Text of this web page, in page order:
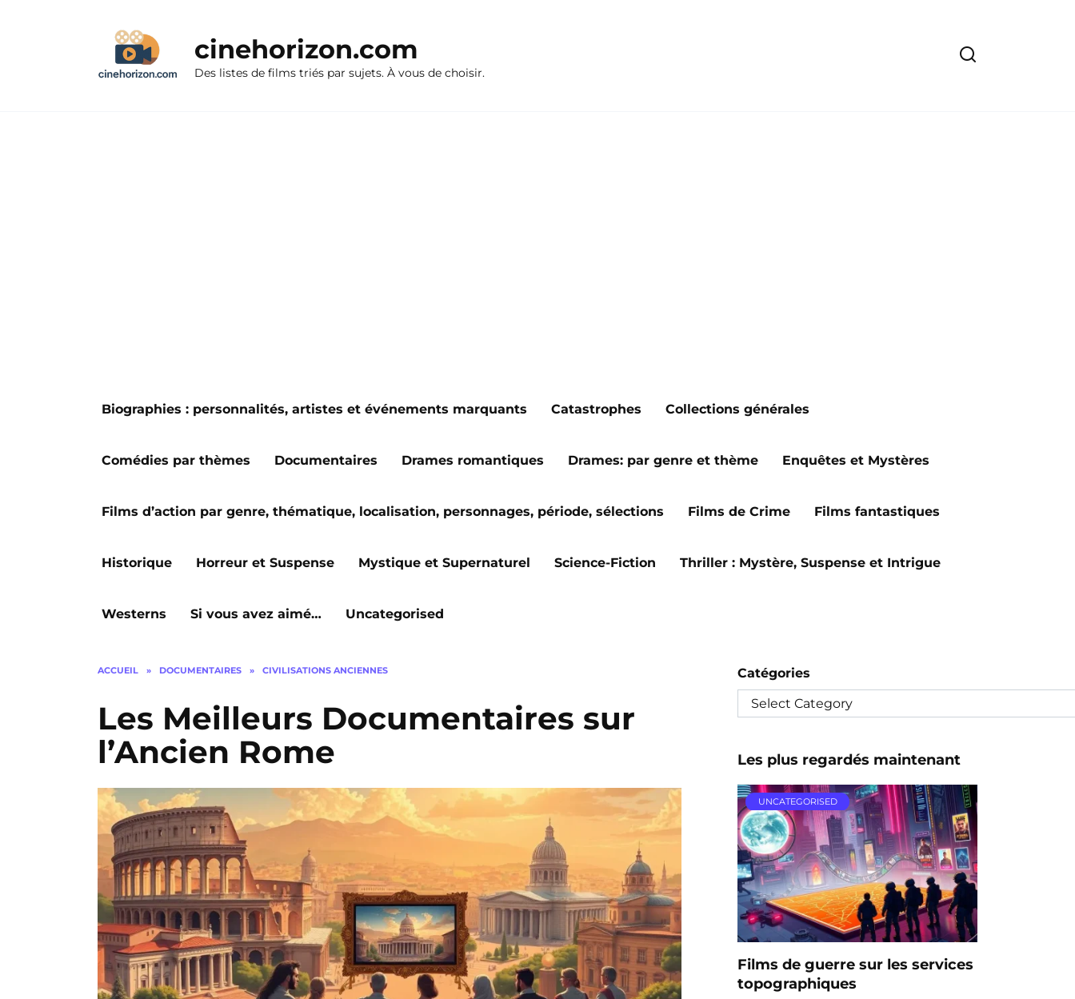
cinehorizon.com
Des listes de films triés par sujets. À vous de choisir.
Biographies : personnalités, artistes et événements marquants Catastrophes Collections générales
Comédies par thèmes Documentaires Drames romantiques Drames: par genre et thème Enquêtes et Mystères
Films d’action par genre, thématique, localisation, personnages, période, sélections Films de Crime Films fantastiques
Historique Horreur et Suspense Mystique et Supernaturel Science-Fiction Thriller : Mystère, Suspense et Intrigue
Westerns Si vous avez aimé… Uncategorised
ACCUEIL » DOCUMENTAIRES » CIVILISATIONS ANCIENNES
Les Meilleurs Documentaires sur
l’Ancien Rome
Catégories
Les plus regardés maintenant
UNCATEGORISED
Films de guerre sur les services
topographiques